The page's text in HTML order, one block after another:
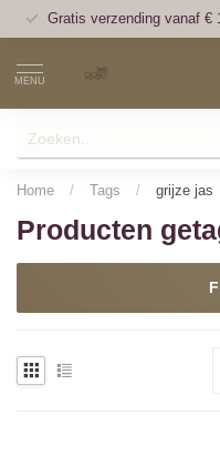
Gratis verzending vanaf €
MENU
Home / Tags / grijze jas
Producten